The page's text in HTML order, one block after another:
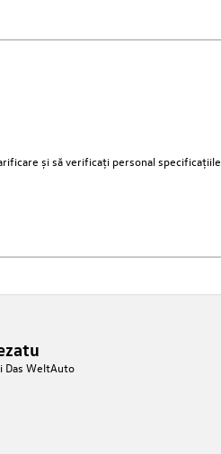
și să verificați personal specificațiile
Das WeltAuto